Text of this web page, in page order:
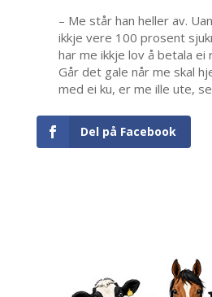
– Me står han heller av.
ikkje vere 100 prosent
har me ikkje lov å betala ei
Går det gale når me skal
med ei ku, er me ille ute,
Del på Facebook